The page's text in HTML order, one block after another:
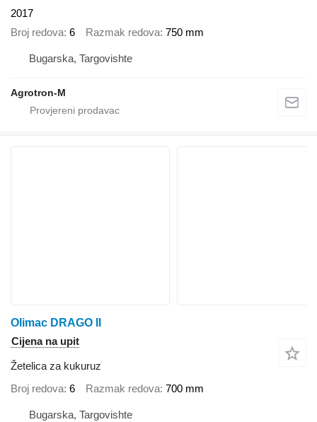
2017
Broj redova 6 Razmak redova 750 mm
Bugarska, Targovishte
Agrotron-M
Olimac DRAGO II
Cijena na upit
Žetelica za kukuruz
Broj redova 6 Razmak redova 700 mm
Bugarska, Targovishte